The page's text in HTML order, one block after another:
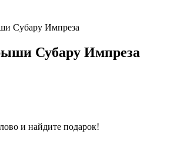
Субару Импреза
Субару Импреза
и найдите подарок!